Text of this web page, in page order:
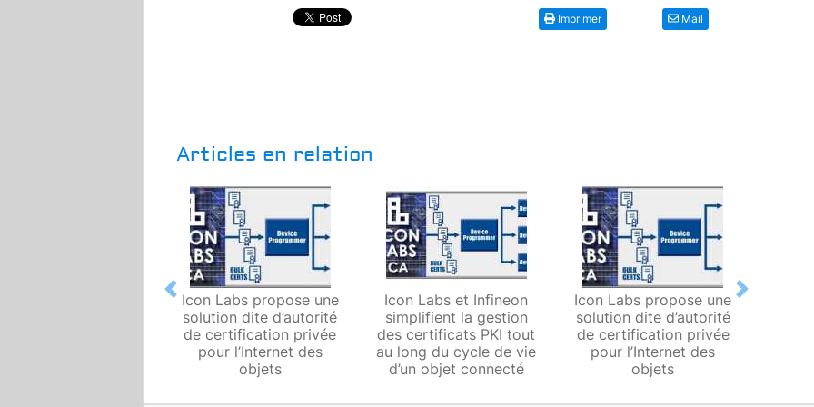
Imprimer Mail
Articles en relation
Icon Labs propose une
solution dite d’autorité
de certification privée
pour l’Internet des
objets
Icon Labs et Infineon
simplifient la gestion
des certificats PKI tout
au long du cycle de vie
d’un objet connecté
Icon Labs propose une
solution dite d’autorité
de certification privée
pour l’Internet des
objets
Previous Next